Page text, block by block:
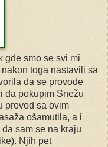
gde smo se svi mi
toga nastavili sa
da se provode
da pokupim Snežu
provod sa ovim
ošamutila, a i
sam se na kraju
Njih pet